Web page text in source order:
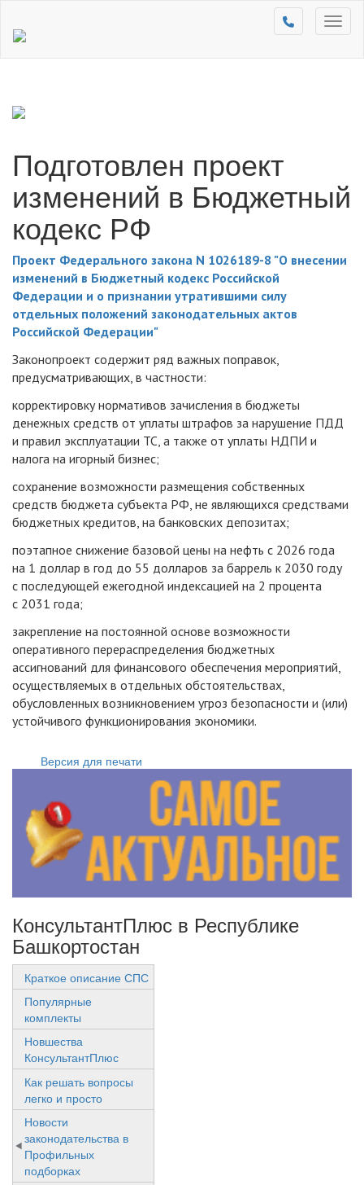
Подготовлен проект
изменений в Бюджетный
кодекс РФ
Проект Федерального закона N 1026189-8 "О внесении
изменений в Бюджетный кодекс Российской
Федерации и о признании утратившими силу
отдельных положений законодательных актов
Российской Федерации"
Законопроект содержит ряд важных поправок,
предусматривающих, в частности:
корректировку нормативов зачисления в бюджеты
денежных средств от уплаты штрафов за нарушение ПДД
и правил эксплуатации ТС, а также от уплаты НДПИ и
налога на игорный бизнес;
сохранение возможности размещения собственных
средств бюджета субъекта РФ, не являющихся средствами
бюджетных кредитов, на банковских депозитах;
поэтапное снижение базовой цены на нефть с 2026 года
на 1 доллар в год до 55 долларов за баррель к 2030 году
с последующей ежегодной индексацией на 2 процента
с 2031 года;
закрепление на постоянной основе возможности
оперативного перераспределения бюджетных
ассигнований для финансового обеспечения мероприятий,
осуществляемых в отдельных обстоятельствах,
обусловленных возникновением угроз безопасности и (или)
устойчивого функционирования экономики.
Версия для печати
КонсультантПлюс в Республике
Башкортостан
Краткое описание СПС
Популярные
комплекты
Новшества
КонсультантПлюс
Как решать вопросы
легко и просто
Новости
законодательства в
Профильных
подборках